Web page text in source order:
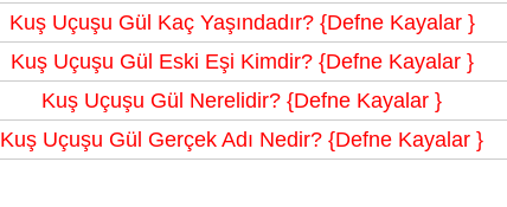
Kuş Uçuşu Gül Kaç Yaşındadır? {Defne Kayalar }
Kuş Uçuşu Gül Eski Eşi Kimdir? {Defne Kayalar }
Kuş Uçuşu Gül Nerelidir? {Defne Kayalar }
Kuş Uçuşu Gül Gerçek Adı Nedir? {Defne Kayalar }